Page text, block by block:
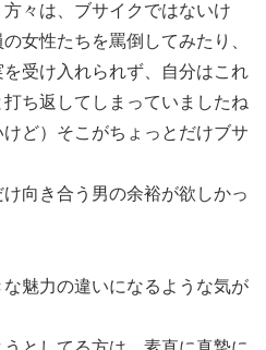
々は、ブサイクではないけ
女性たちを罵倒してみたり、
受け入れられず、自分はこれ
ち返してしまっていましたね
けど）そこがちょっとだけブサ
向き合う男の余裕が欲しかっ
魅力の違いになるような気が